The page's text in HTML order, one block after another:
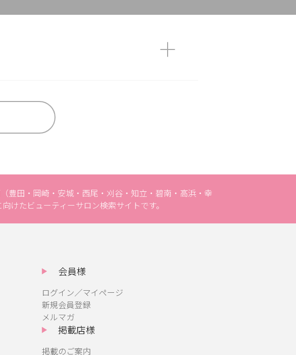
豊田・岡崎・安城・西尾・刈谷・知立・碧南・高浜・幸
けたビューティーサロン検索サイトです。
会員様
ログイン／マイページ
新規会員登録
メルマガ
掲載店様
掲載のご案内